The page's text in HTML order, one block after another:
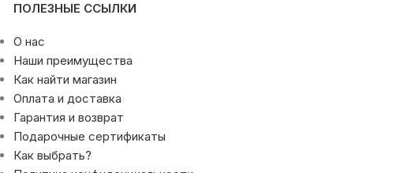
ПОЛЕЗНЫЕ ССЫЛКИ
О нас
Наши преимущества
Как найти магазин
Оплата и доставка
Гарантия и возврат
Подарочные сертификаты
Как выбрать?